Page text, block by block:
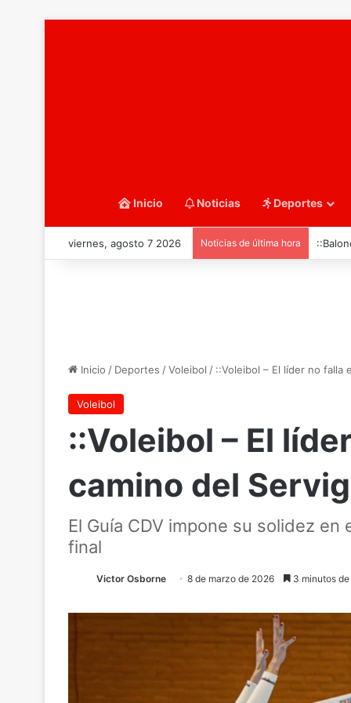
Inicio Noticias Deportes
viernes, agosto 7 2026 Noticias de última hora
Inicio / Deportes /Voleibol / ::Voleibol – El líder no falla
Voleibol
::Voleibol – El
camino del
El Guía CDV impone su solidez
final
Victor Osborne 8 de marzo de 2026 3 minutos